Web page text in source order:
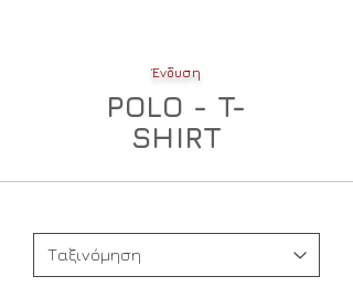
​Ένδυση
POLO - T-
SHIRT